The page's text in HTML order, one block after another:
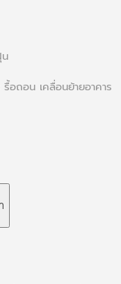
อถอน เคลื่อนย้ายอาคาร